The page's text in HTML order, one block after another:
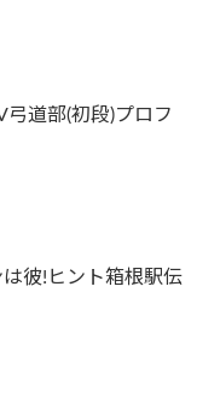
弓道部(初段)プロフ
彼!ヒント箱根駅伝